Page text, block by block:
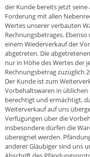
der Kunde bereits jetzt
Forderung mit allen
Wertes unserer verbauten
Rechnungsbetrages.
einem Wiederverkauf der
abgetreten. Die
nur in Höhe des Wertes der
Rechnungsbetrag zuzüglich
Der Kunde ist zum
Vorbehaltswaren in
berechtigt und ermächtigt,
Weiterverkauf auf uns
Verfügungen über die
insbesondere dürfen die
übereignet werden.
anderer Gläubiger sind uns